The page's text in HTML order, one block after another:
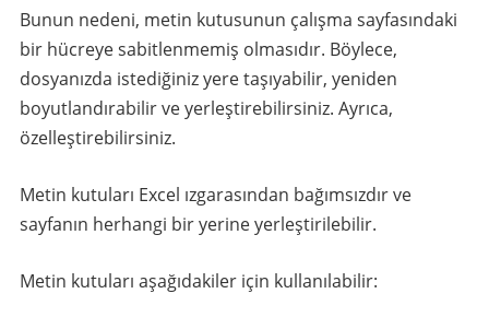
Bunun nedeni, metin kutusunun çalışma sayfasındaki
bir hücreye sabitlenmemiş olmasıdır. Böylece,
dosyanızda istediğiniz yere taşıyabilir, yeniden
boyutlandırabilir ve yerleştirebilirsiniz. Ayrıca,
özelleştirebilirsiniz.
Metin kutuları Excel ızgarasından bağımsızdır ve
sayfanın herhangi bir yerine yerleştirilebilir.
Metin kutuları aşağıdakiler için kullanılabilir: